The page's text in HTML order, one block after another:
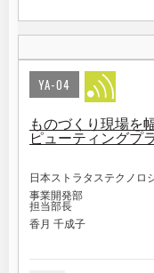
YA-04
ものづくり現場を
ピューティングプ
日本ストラタステクノロ
事業開発部
担当部長
香月 千成子